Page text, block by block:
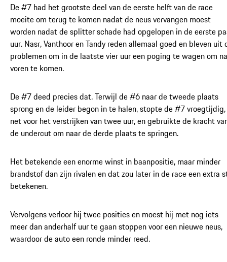
De #7 had het grootste deel van de eerste helft van de race
moeite om terug te komen nadat de neus vervangen moest
worden nadat de splitter schade had opgelopen in de eerste
uur. Nasr, Vanthoor en Tandy reden allemaal goed en bleven uit
problemen om in de laatste vier uur een poging te wagen om
voren te komen.
De #7 deed precies dat. Terwijl de #6 naar de tweede plaats
sprong en de leider begon in te halen, stopte de #7 vroegtijdig,
net voor het verstrijken van twee uur, en gebruikte de kracht
de undercut om naar de derde plaats te springen.
Het betekende een enorme winst in baanpositie, maar minder
brandstof dan zijn rivalen en dat zou later in de race een extra
betekenen.
Vervolgens verloor hij twee posities en moest hij met nog iets
meer dan anderhalf uur te gaan stoppen voor een nieuwe neus,
waardoor de auto een ronde minder reed.